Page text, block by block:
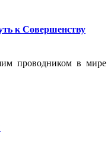
к Совершенству
проводником в мире